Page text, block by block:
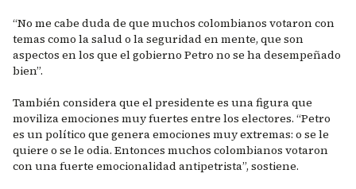
“No me cabe duda de que muchos colombianos votaron con
temas como la salud o la seguridad en mente, que son
aspectos en los que el gobierno Petro no se ha desempeñado
bien”.
También considera que el presidente es una figura que
moviliza emociones muy fuertes entre los electores. “Petro
es un político que genera emociones muy extremas: o se le
quiere o se le odia. Entonces muchos colombianos votaron
con una fuerte emocionalidad antipetrista”, sostiene.